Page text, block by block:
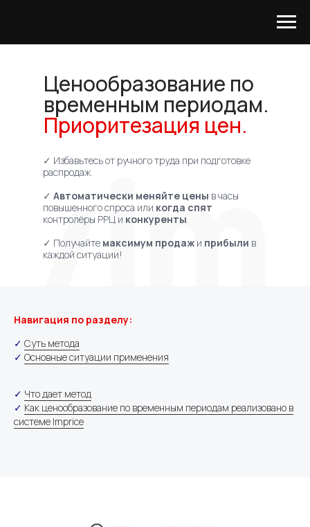
Хотите посмотреть систему
изнутри и понять, насколько
она применима для ваших
задач?
демонстрацию
+7
Я даюсогласие на обработку персональных данных
Я соглашаюсь cполитикой конфиденциальности
Отправить заявку
✓ Избавьтесь от ручного труда при подготовке
распродаж.
✓ Автоматически меняйте цены в часы
повышенного спроса или когда спят
контролёры РРЦ и конкуренты.
✓ Получайте максимум продаж и прибыли в
каждой ситуации!
Ценообразование по
временным периодам.
Приоритезация цен.
Навигация по разделу:
✓ Суть метода
✓ Основные ситуации применения
✓ Что дает метод
✓ Как ценообразование по временным периодам реализовано в
системе Imprice